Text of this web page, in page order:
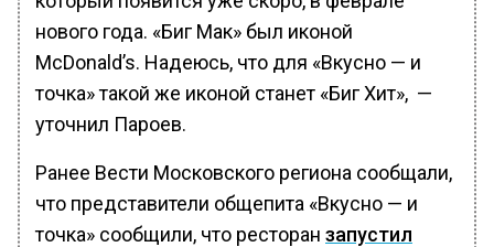
нового года. «Биг Мак» был иконой
McDonald’s. Надеюсь, что для «Вкусно — и
точка» такой же иконой станет «Биг Хит», —
уточнил Пароев.
Ранее Вести Московского региона сообщали,
что представители общепита «Вкусно — и
точка» сообщили, что ресторан запустил